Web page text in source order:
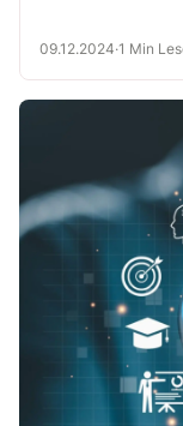
09.12.2024·1 Min